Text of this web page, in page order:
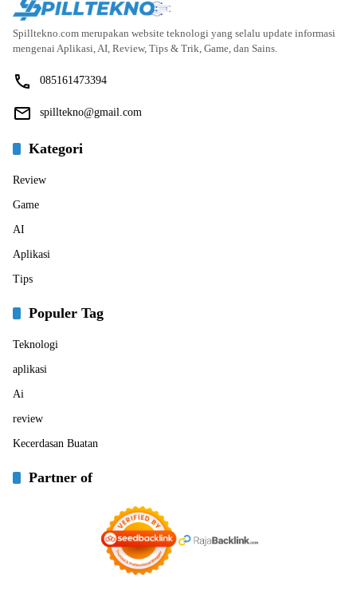
Spilltekno.com merupakan website teknologi yang selalu update informasi
mengenai Aplikasi, AI, Review, Tips & Trik, Game, dan Sains.
085161473394
spilltekno@gmail.com
Kategori
Review
Game
AI
Aplikasi
Tips
Populer Tag
Teknologi
aplikasi
Ai
review
Kecerdasan Buatan
Partner of